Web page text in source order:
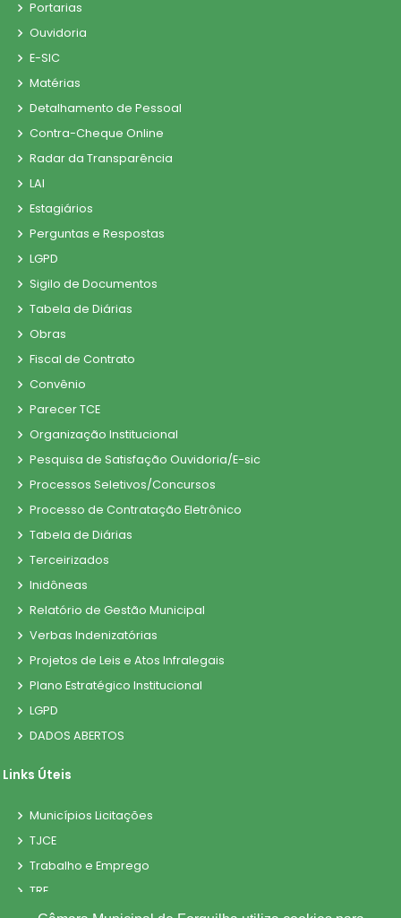
Portarias
Ouvidoria
E-SIC
Matérias
Detalhamento de Pessoal
Contra-Cheque Online
Radar da Transparência
LAI
Estagiários
Perguntas e Respostas
LGPD
Sigilo de Documentos
Tabela de Diárias
Obras
Fiscal de Contrato
Convênio
Parecer TCE
Organização Institucional
Pesquisa de Satisfação Ouvidoria/E-sic
Processos Seletivos/Concursos
Processo de Contratação Eletrônico
Tabela de Diárias
Terceirizados
Inidôneas
Relatório de Gestão Municipal
Verbas Indenizatórias
Projetos de Leis e Atos Infralegais
Plano Estratégico Institucional
LGPD
DADOS ABERTOS
Links Úteis
Municípios Licitações
TJCE
Trabalho e Emprego
TRE